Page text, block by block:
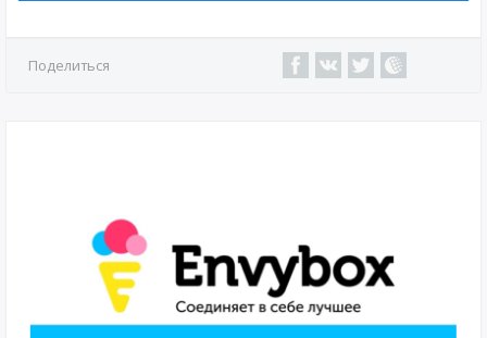
Поделиться